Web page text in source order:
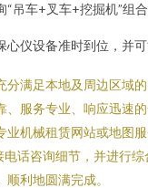
吊车+叉车+挖掘机”组
心仪设备准时到位，并
分满足本地及周边区域
、服务专业、响应迅速
业机械租赁网站或地图
电话咨询细节，并进行综
利地圆满完成。